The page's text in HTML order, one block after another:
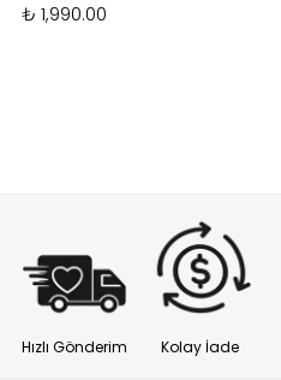
₺ 1,990.00
Hızlı Gönderim Kolay İade